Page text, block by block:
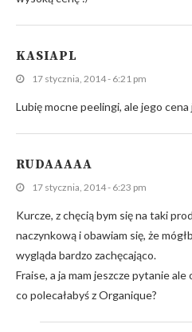
KASIAPL
17 stycznia, 2014 - 6:21 pm
Lubię mocne peelingi, ale jego
RUDAAAAA
17 stycznia, 2014 - 6:23 pm
Kurcze, z chęcią bym się na taki
naczynkową i obawiam się, że
wygląda bardzo zachęcająco.
Fraise, a ja mam jeszcze pytanie
co polecałabyś z Organique?